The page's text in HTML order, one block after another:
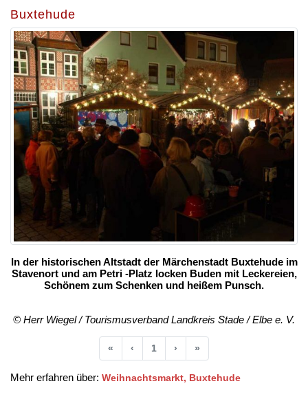
Buxtehude
In der historischen Altstadt der Märchenstadt Buxtehude im
Stavenort und am Petri -Platz locken Buden mit Leckereien,
Schönem zum Schenken und heißem Punsch.
© Herr Wiegel / Tourismusverband Landkreis Stade / Elbe e. V.
« Anfang
‹ Vorherige
1 › Nächste
»
Mehr erfahren über: Weihnachtsmarkt, Buxtehude